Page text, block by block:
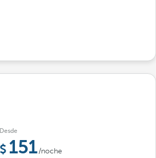
Desde
151 /noche